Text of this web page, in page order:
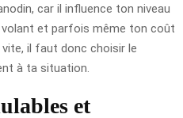
car il influence ton niveau
volant et parfois même ton coût
il faut donc choisir le
à ta situation.
et